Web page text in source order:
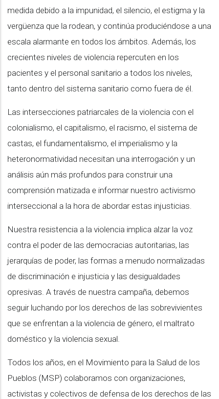
medida debido a la impunidad, el silencio, el estigma y la
vergüenza que la rodean, y continúa produciéndose a una
escala alarmante en todos los ámbitos. Además, los
crecientes niveles de violencia repercuten en los
pacientes y el personal sanitario a todos los niveles,
tanto dentro del sistema sanitario como fuera de él.
Las intersecciones patriarcales de la violencia con el
colonialismo, el capitalismo, el racismo, el sistema de
castas, el fundamentalismo, el imperialismo y la
heteronormatividad necesitan una interrogación y un
análisis aún más profundos para construir una
comprensión matizada e informar nuestro activismo
interseccional a la hora de abordar estas injusticias.
Nuestra resistencia a la violencia implica alzar la voz
contra el poder de las democracias autoritarias, las
jerarquías de poder, las formas a menudo normalizadas
de discriminación e injusticia y las desigualdades
opresivas. A través de nuestra campaña, debemos
seguir luchando por los derechos de las sobrevivientes
que se enfrentan a la violencia de género, el maltrato
doméstico y la violencia sexual.
Todos los años, en el Movimiento para la Salud de los
Pueblos (MSP) colaboramos con organizaciones,
activistas y colectivos de defensa de los derechos de las